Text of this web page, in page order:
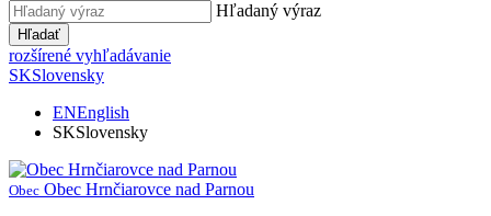
Hľadaný výraz
Hľadať
rozšírené vyhľadávanie
SKSlovensky
ENEnglish
SKSlovensky
Obec Obec Hrnčiarovce nad Parnou